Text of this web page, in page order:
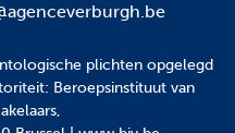
plichtenopgelegd
Beroepsinstituut van